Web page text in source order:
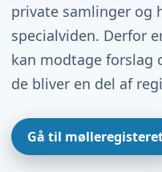
private samlinger og
specialviden. Derfor
kan modtage forslag
de bliver en del af
Gå til